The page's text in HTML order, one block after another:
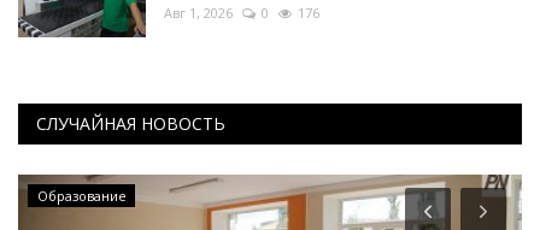
Авг 1, 2026 0 176
СЛУЧАЙНАЯ НОВОСТЬ
Образование